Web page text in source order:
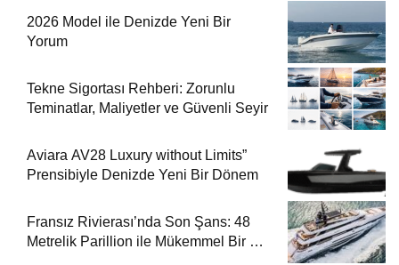
2026 Model ile Denizde Yeni Bir
Yorum
Tekne Sigortası Rehberi: Zorunlu
Teminatlar, Maliyetler ve Güvenli Seyir
Aviara AV28 Luxury without Limits”
Prensibiyle Denizde Yeni Bir Dönem
Fransız Rivierası’nda Son Şans: 48
Metrelik Parillion ile Mükemmel Bir Yat